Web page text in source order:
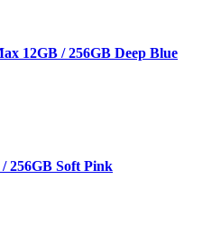
12GB / 256GB Deep Blue
256GB Soft Pink